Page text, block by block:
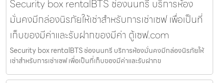
Security box rentalBTS ช่องนนทรี บริการห้อง
มั่นคงมีกล่องนิรภัยให้เช่าสำหรับการเช่าเซฟ เพื่อเป็นที่
เก็บของมีค่าและรับฝากของมีค่า ตู้เซฟ.com
Security box rentalBTS ช่องนนทรี บริการห้องมั่นคงมีกล่องนิรภัยให้
เช่าสำหรับการเช่าเซฟ เพื่อเป็นที่เก็บของมีค่าและรับฝากข